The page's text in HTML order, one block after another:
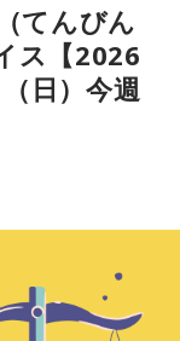
得られるようで
トプットできる
う。
利かせて、良い
てんびん
ス【2026
日）今週